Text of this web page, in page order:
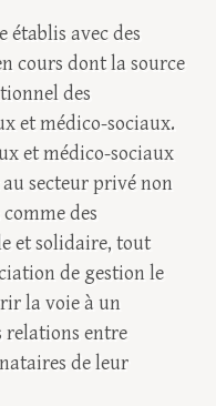
établis avec des
cours dont la source
des
et médico-sociaux.
et médico-sociaux
au secteur privé non
des
et solidaire, tout
de gestion le
la voie à un
relations entre
de leur